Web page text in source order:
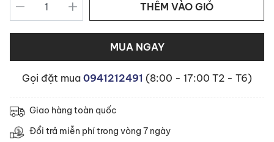
THÊM VÀO GIỎ
MUA NGAY
Gọi đặt mua 0941212491 (8:00 - 17:00 T2 - T6)
Giao hàng toàn quốc
Đổi trả miễn phí trong vòng 7 ngày